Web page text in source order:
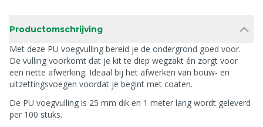
Productomschrijving
Met deze PU voegvulling bereid je de ondergrond goed voor.
De vulling voorkomt dat je kit te diep wegzakt én zorgt voor
een nette afwerking. Ideaal bij het afwerken van bouw- en
uitzettingsvoegen voordat je begint met coaten.
De PU voegvulling is 25 mm dik en 1 meter lang wordt geleverd
per 100 stuks.